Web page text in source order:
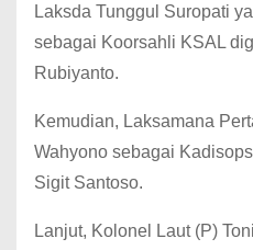
Laksda Tunggul Suropati
sebagai Koorsahli KSAL
Rubiyanto.
Kemudian, Laksamana
Wahyono sebagai
Sigit Santoso.
Lanjut, Kolonel Laut (P)